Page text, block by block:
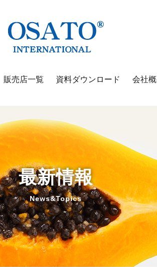
販売店一覧 資料ダウンロード 会社
最新情報
News&Topics